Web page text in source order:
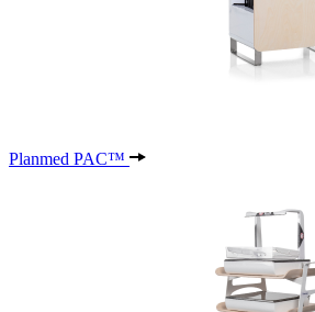
Planmed PAC™